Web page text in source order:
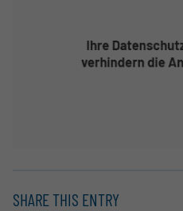
SHARE THIS ENTRY